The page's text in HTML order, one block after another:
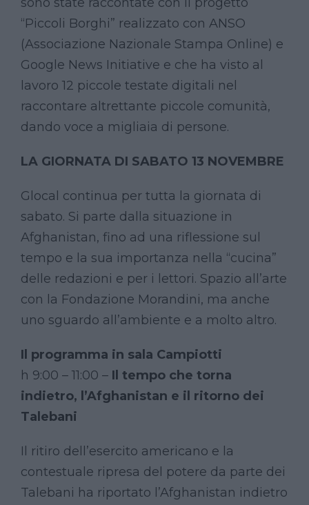
“Piccoli Borghi” realizzato con ANSO
(Associazione Nazionale Stampa Online) e
Google News Initiative e che ha visto al
lavoro 12 piccole testate digitali nel
raccontare altrettante piccole comunità,
dando voce a migliaia di persone.
LA GIORNATA DI SABATO 13 NOVEMBRE
Glocal continua per tutta la giornata di
sabato. Si parte dalla situazione in
Afghanistan, fino ad una riflessione sul
tempo e la sua importanza nella “cucina”
delle redazioni e per i lettori. Spazio all’arte
con la Fondazione Morandini, ma anche
uno sguardo all’ambiente e a molto altro.
Il programma in sala Campiotti
h 9:00 – 11:00 – Il tempo che torna
indietro, l’Afghanistan e il ritorno dei
Talebani
Il ritiro dell’esercito americano e la
contestuale ripresa del potere da parte dei
Talebani ha riportato l’Afghanistan indietro